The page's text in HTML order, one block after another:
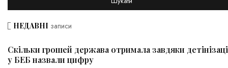
НЕДАВНІ записи
Скільки грошей держава отримала завдяки
у БЕБ назвали цифру